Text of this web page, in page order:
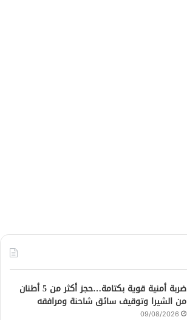
ضربة أمنية قوية بكتامة…حجز أكثر من 5 أطنان
من الشيرا وتوقيف سائق شاحنة ومرافقه
09/08/2026